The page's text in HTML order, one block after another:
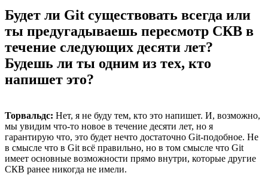
Будет ли Git существовать всегда или
ты предугадываешь пересмотр СКВ в
течение следующих десяти лет?
Будешь ли ты одним из тех, кто
напишет это?
Торвальдс: Нет, я не буду тем, кто это напишет. И, возможно,
мы увидим что-то новое в течение десяти лет, но я
гарантирую что, это будет нечто достаточно Git-подобное. Не
в смысле что в Git всё правильно, но в том смысле что Git
имеет основные возможности прямо внутри, которые другие
СКВ ранее никогда не имели.